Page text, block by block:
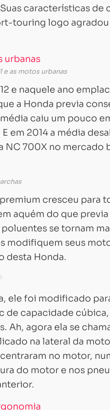
características de
touring logo
as motos urbanas
e naquele ano
a Honda previa
caiu um pouco
em 2014 a média
NC 700X no mercado
cresceu para
aquém do que previa
se tornam
modifiquem seus
desta Honda.
ele foi modificado
de capacidade
agora ela se
na lateral da
no motor,
do motor e nos
.